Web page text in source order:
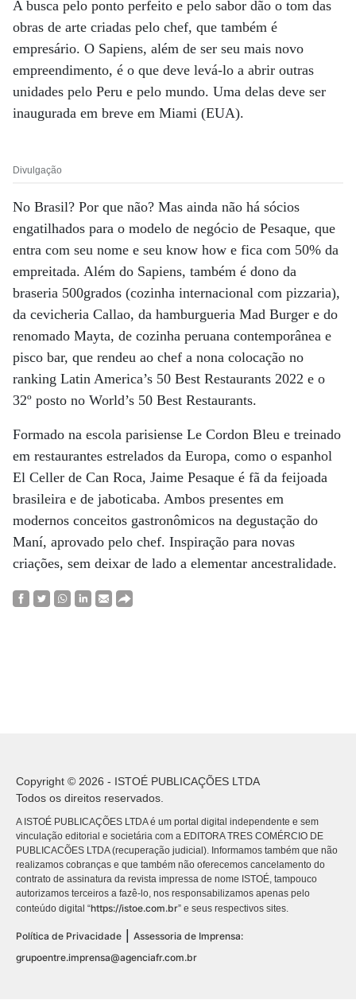
A busca pelo ponto perfeito e pelo sabor dão o tom das
obras de arte criadas pelo chef, que também é
empresário. O Sapiens, além de ser seu mais novo
empreendimento, é o que deve levá-lo a abrir outras
unidades pelo Peru e pelo mundo. Uma delas deve ser
inaugurada em breve em Miami (EUA).
Divulgação
No Brasil? Por que não? Mas ainda não há sócios
engatilhados para o modelo de negócio de Pesaque, que
entra com seu nome e seu know how e fica com 50% da
empreitada. Além do Sapiens, também é dono da
braseria 500grados (cozinha internacional com pizzaria),
da cevicheria Callao, da hamburgueria Mad Burger e do
renomado Mayta, de cozinha peruana contemporânea e
pisco bar, que rendeu ao chef a nona colocação no
ranking Latin America’s 50 Best Restaurants 2022 e o
32º posto no World’s 50 Best Restaurants.
Formado na escola parisiense Le Cordon Bleu e treinado
em restaurantes estrelados da Europa, como o espanhol
El Celler de Can Roca, Jaime Pesaque é fã da feijoada
brasileira e de jaboticaba. Ambos presentes em
modernos conceitos gastronômicos na degustação do
Maní, aprovado pelo chef. Inspiração para novas
criações, sem deixar de lado a elementar ancestralidade.
Copyright © 2026 - ISTOÉ PUBLICAÇÕES LTDA
Todos os direitos reservados.
A ISTOÉ PUBLICAÇÕES LTDA é um portal digital independente e sem
vinculação editorial e societária com a EDITORA TRES COMÉRCIO DE
PUBLICACÕES LTDA (recuperação judicial). Informamos também que não
realizamos cobranças e que também não oferecemos cancelamento do
contrato de assinatura da revista impressa de nome ISTOÉ, tampouco
autorizamos terceiros a fazê-lo, nos responsabilizamos apenas pelo
conteúdo digital “https://istoe.com.br” e seus respectivos sites.
Política de Privacidade
Assessoria de Imprensa:
grupoentre.imprensa@agenciafr.com.br